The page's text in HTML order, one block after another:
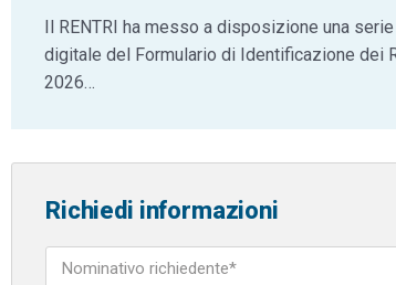
Il RENTRI ha messo a disposizione una
digitale del Formulario di Identificazione dei
2026…
Richiedi informazioni